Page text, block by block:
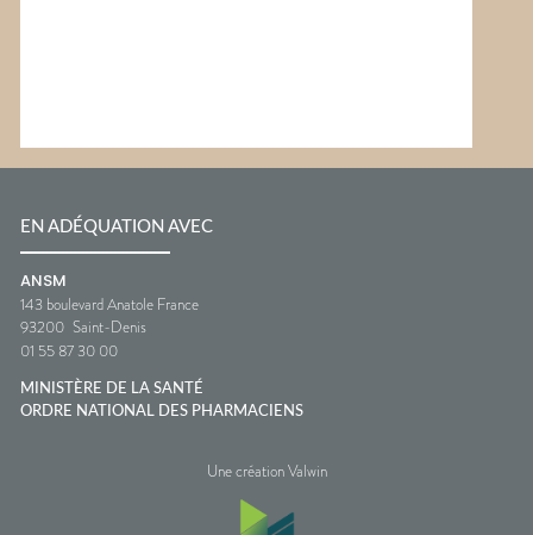
EN ADÉQUATION AVEC
ANSM
143 boulevard Anatole France
93200 Saint-Denis
01 55 87 30 00
MINISTÈRE DE LA SANTÉ
ORDRE NATIONAL DES PHARMACIENS
Une création Valwin